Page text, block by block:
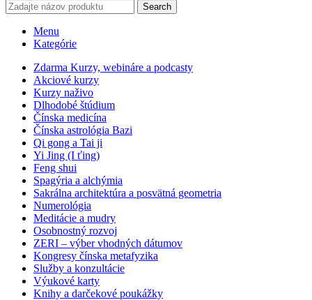
Search
Menu
Kategórie
Zdarma Kurzy, webináre a podcasty
Akciové kurzy
Kurzy naživo
Dlhodobé štúdium
Čínska medicína
Čínska astrológia Bazi
Qi gong a Tai ji
Yi Jing (I ťing)
Feng shui
Spagýria a alchýmia
Sakrálna architektúra a posvätná geometria
Numerológia
Meditácie a mudry
Osobnostný rozvoj
ZERI – výber vhodných dátumov
Kongresy čínska metafyzika
Služby a konzultácie
Výukové karty
Knihy a darčekové poukážky